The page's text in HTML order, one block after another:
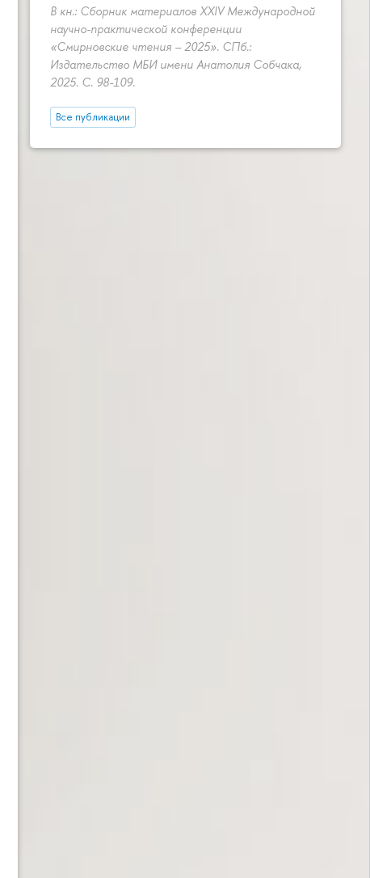
В кн.: Сборник материалов XXIV Международной
научно-практической конференции
«Смирновские чтения – 2025». СПб.:
Издательство МБИ имени Анатолия Собчака,
2025. С. 98-109.
Все публикации